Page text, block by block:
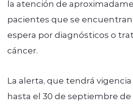
la atención de
pacientes que se
espera por diagnósticos o
cáncer.
La alerta, que tendrá
hasta el 30 de septiembre de